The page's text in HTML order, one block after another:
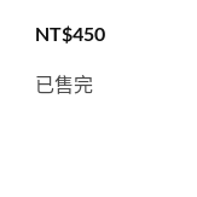
NT$450
已售完